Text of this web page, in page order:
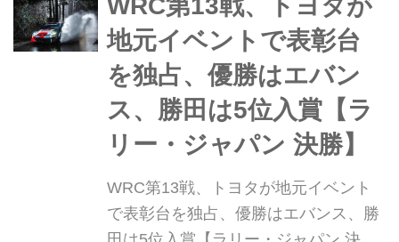
るが、メルセデスとフェラーリのコン
ストラクター2位争いなど注目ポイン...
WRC第13戦、トヨタが
地元イベントで表彰台
を独占、優勝はエバン
ス、勝田は5位入賞【ラ
リー・ジャパン 決勝】
WRC第13戦、トヨタが地元イベント
で表彰台を独占、優勝はエバンス、勝